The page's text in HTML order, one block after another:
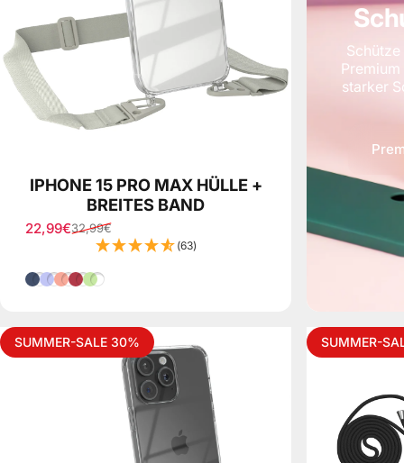
IPHONE 15 PRO MAX HÜLLE +
BREITES BAND
Verkaufspreis
22,99€
Normaler Preis
32,99€
(63)
Blau
LilaKoralle
Beere
Grün
starker
SUMMER-SALE 30% SUMMER-